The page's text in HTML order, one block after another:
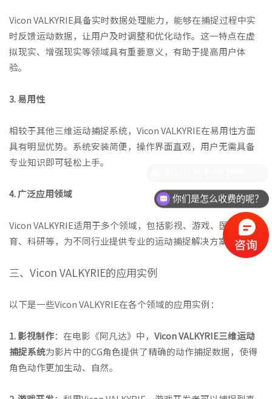
Vicon VALKYRIE具备实时数据处理能力，能够在捕捉过程中实
时反馈运动数据，让用户及时调整和优化动作。这一特点在虚
拟现实、增强现实等领域具有重要意义，有助于提高用户体
验。
3. 易用性
相较于其他三维运动捕捉系统，Vicon VALKYRIE在易用性方面
具有明显优势。系统安装简便，操作界面直观，用户无需具备
专业知识即可轻松上手。
4. 广泛应用领域
Vicon VALKYRIE适用于多个领域，包括影视、游戏、医疗、体
育、科研等，为不同行业提供专业的运动捕捉解决方案。
三、Vicon VALKYRIE的应用实例
以下是一些Vicon VALKYRIE在各个领域的应用实例：
1. 影视制作：在电影《阿凡达》中， Vicon VALKYRIE三维运动
捕捉系统为影片中的CG角色提供了精确的动作捕捉数据，使得
角色动作更加生动、自然。
你们是怎么收费的呢？